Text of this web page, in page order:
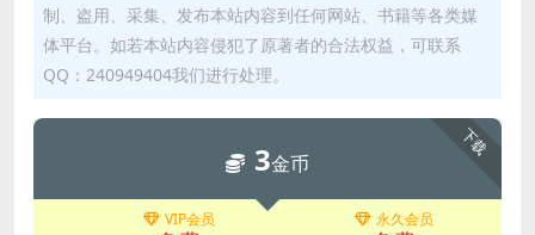
制、盗用、采集、发布本站内容到任何网站、书籍等各类媒
体平台。如若本站内容侵犯了原著者的合法权益，可联系
QQ：240949404我们进行处理。
下载
3金币
VIP会员 永久会员